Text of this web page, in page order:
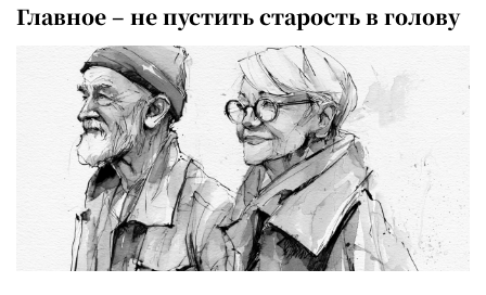
Главное – не пустить старость в голову